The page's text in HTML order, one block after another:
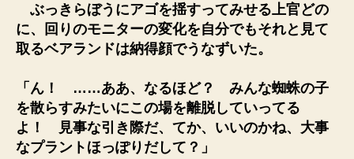
ぶっきらぼうにアゴを揺すってみせる上官どの
に、回りのモニターの変化を自分でもそれと見て
取るベアランドは納得顔でうなずいた。
「ん！ ……ああ、なるほど？ みんな蜘蛛の子
を散らすみたいにこの場を離脱していってる
よ！ 見事な引き際だ、てか、いいのかね、大事
なプラントほっぽりだして？」